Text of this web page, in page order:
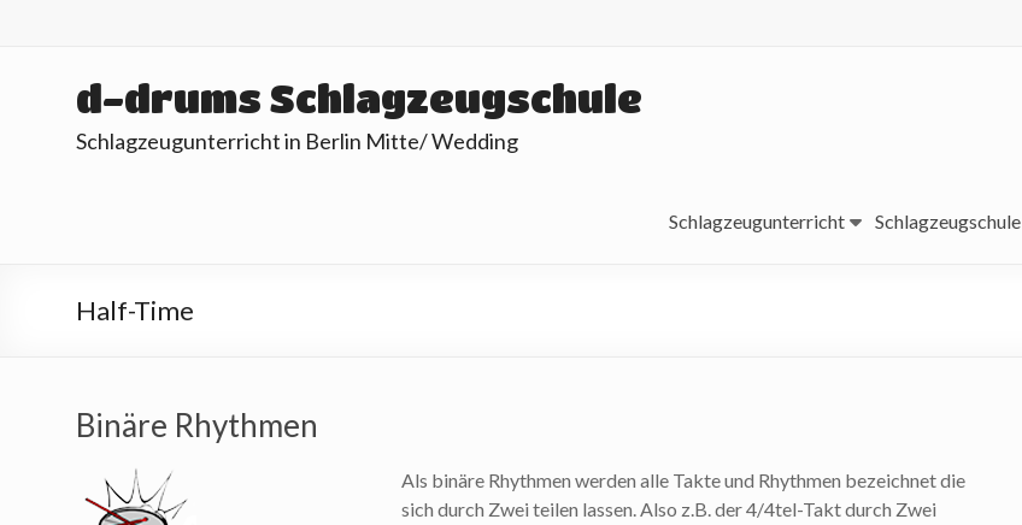
d-drums Schlagzeugschule
Schlagzeugunterricht in Berlin Mitte/ Wedding
Schlagzeugunterricht Schlagzeugschule
Half-Time
Binäre Rhythmen
Als binäre Rhythmen werden alle Takte und Rhythmen bezeichnet die
sich durch Zwei teilen lassen. Also z.B. der 4/4tel-Takt durch Zwei